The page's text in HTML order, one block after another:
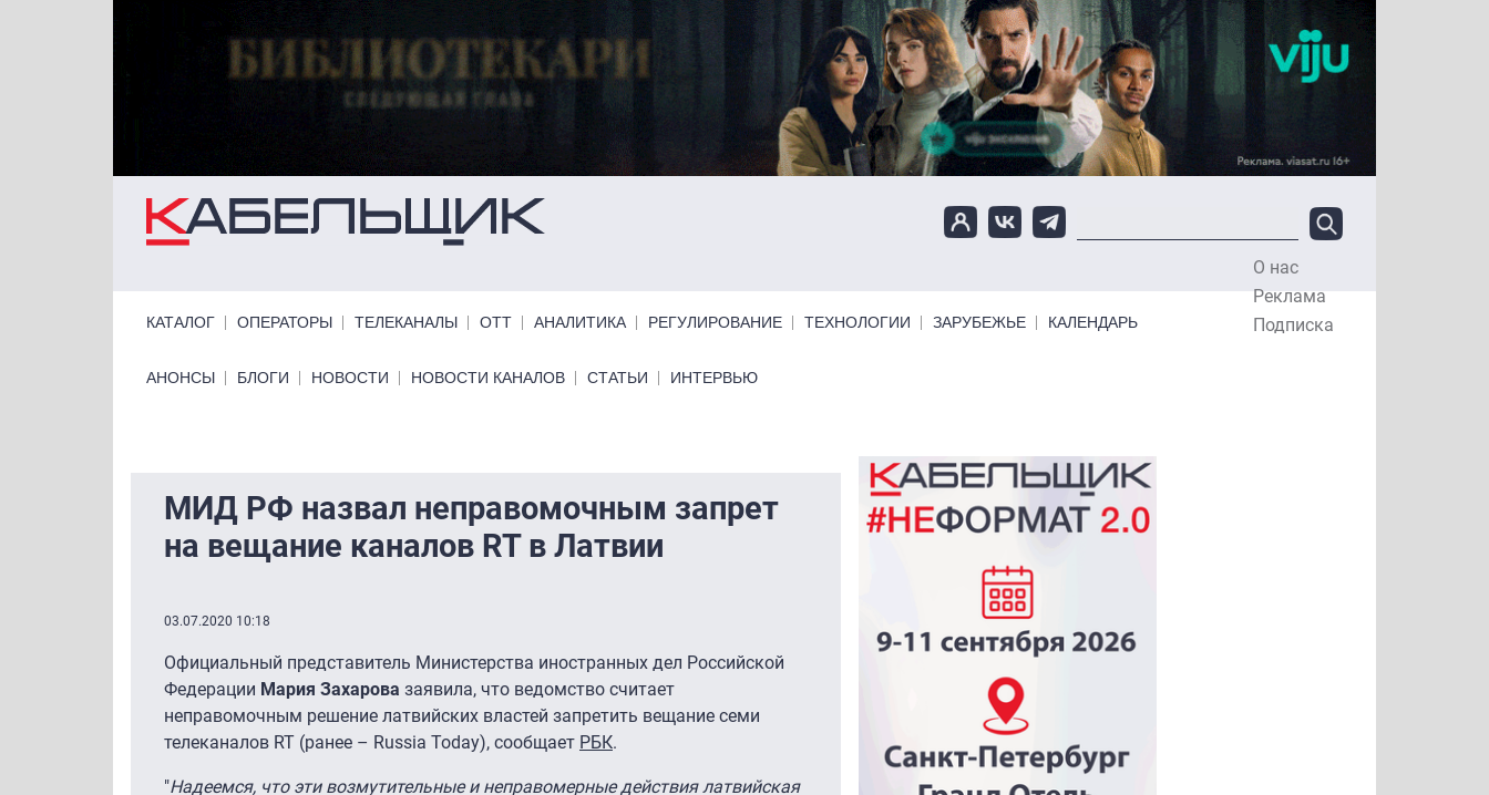
О нас
Реклама
Подписка
КАТАЛОГ ОПЕРАТОРЫ ТЕЛЕКАНАЛЫ ОТТ АНАЛИТИКА РЕГУЛИРОВАНИЕ ТЕХНОЛОГИИ ЗАРУБЕЖЬЕ КАЛЕНДАРЬ
Primary links bottom
АНОНСЫ БЛОГИ НОВОСТИ НОВОСТИ КАНАЛОВ СТАТЬИ ИНТЕРВЬЮ
МИД РФ назвал неправомочным запрет
на вещание каналов RT в Латвии
03.07.2020 10:18
Официальный представитель Министерства иностранных дел Российской
Федерации Мария Захарова заявила, что ведомство считает
неправомочным решение латвийских властей запретить вещание семи
телеканалов RT (ранее – Russia Today), сообщает РБК.
"Надеемся, что эти возмутительные и неправомерные действия латвийская